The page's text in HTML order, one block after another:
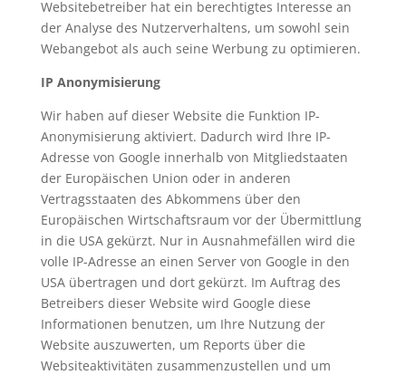
Websitebetreiber hat ein berechtigtes Interesse an
der Analyse des Nutzerverhaltens, um sowohl sein
Webangebot als auch seine Werbung zu optimieren.
IP Anonymisierung
Wir haben auf dieser Website die Funktion IP-
Anonymisierung aktiviert. Dadurch wird Ihre IP-
Adresse von Google innerhalb von Mitgliedstaaten
der Europäischen Union oder in anderen
Vertragsstaaten des Abkommens über den
Europäischen Wirtschaftsraum vor der Übermittlung
in die USA gekürzt. Nur in Ausnahmefällen wird die
volle IP-Adresse an einen Server von Google in den
USA übertragen und dort gekürzt. Im Auftrag des
Betreibers dieser Website wird Google diese
Informationen benutzen, um Ihre Nutzung der
Website auszuwerten, um Reports über die
Websiteaktivitäten zusammenzustellen und um